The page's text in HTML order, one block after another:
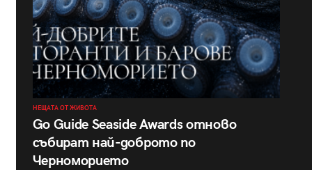
НЕЩАТА ОТ ЖИВОТА
Go Guide Seaside Awards отново
събират най-доброто по
Черноморието